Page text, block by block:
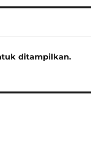
ditampilkan.